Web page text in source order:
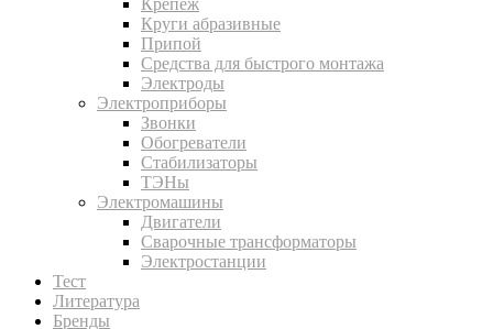
Крепеж
Круги абразивные
Припой
Средства для быстрого монтажа
Электроды
Электроприборы
Звонки
Обогреватели
Стабилизаторы
ТЭНы
Электромашины
Двигатели
Сварочные трансформаторы
Электростанции
Тест
Литература
Бренды